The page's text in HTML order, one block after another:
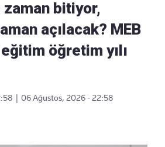
bitiyor,
açılacak? MEB
öğretim yılı
06 Ağustos, 2026 - 22:58